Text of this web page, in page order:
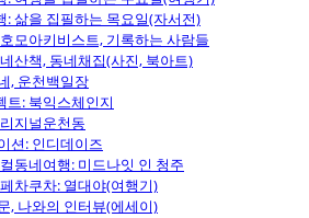
: 삶을 집필하는 목요일(자서전)
모아키비스트, 기록하는 사람들
산책, 동네채집(사진, 북아트)
, 운천백일장
트: 북익스체인지
지널운천동
션: 인디데이즈
동네여행: 미드나잇 인 청주
차쿠차: 열대야(여행기)
, 나와의 인터뷰(에세이)